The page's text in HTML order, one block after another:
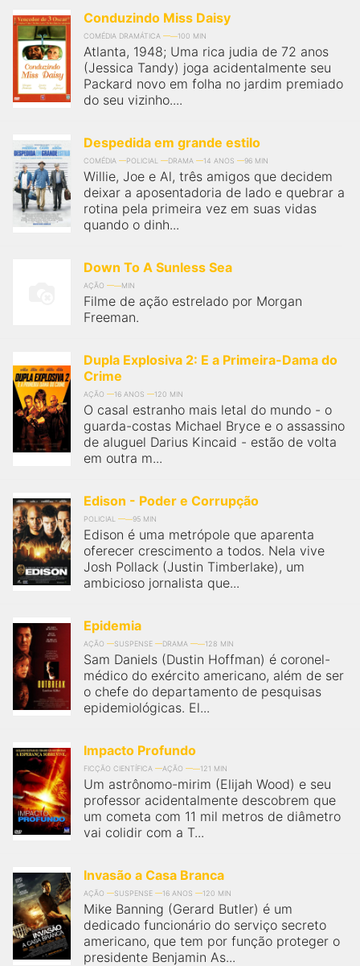
Conduzindo Miss Daisy
COMÉDIA DRAMÁTICA 100 MIN
Atlanta, 1948; Uma rica judia de 72 anos
(Jessica Tandy) joga acidentalmente seu
Packard novo em folha no jardim premiado
do seu vizinho....
Despedida em grande estilo
COMÉDIA POLICIAL DRAMA 14 ANOS 96 MIN
Willie, Joe e Al, três amigos que decidem
deixar a aposentadoria de lado e quebrar a
rotina pela primeira vez em suas vidas
quando o dinh...
Down To A Sunless Sea
AÇÃO MIN
Filme de ação estrelado por Morgan
Freeman.
Dupla Explosiva 2: E a Primeira-Dama do
Crime
AÇÃO 16 ANOS 120 MIN
O casal estranho mais letal do mundo - o
guarda-costas Michael Bryce e o assassino
de aluguel Darius Kincaid - estão de volta
em outra m...
Edison - Poder e Corrupção
POLICIAL 95 MIN
Edison é uma metrópole que aparenta
oferecer crescimento a todos. Nela vive
Josh Pollack (Justin Timberlake), um
ambicioso jornalista que...
Epidemia
AÇÃO SUSPENSE DRAMA 128 MIN
Sam Daniels (Dustin Hoffman) é coronel-
médico do exército americano, além de ser
o chefe do departamento de pesquisas
epidemiológicas. El...
Impacto Profundo
FICÇÃO CIENTÍFICA AÇÃO 121 MIN
Um astrônomo-mirim (Elijah Wood) e seu
professor acidentalmente descobrem que
um cometa com 11 mil metros de diâmetro
vai colidir com a T...
Invasão a Casa Branca
AÇÃO SUSPENSE 16 ANOS 120 MIN
Mike Banning (Gerard Butler) é um
dedicado funcionário do serviço secreto
americano, que tem por função proteger o
presidente Benjamin As...